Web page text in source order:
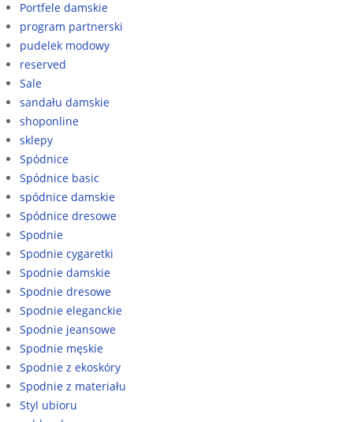
Portfele damskie
program partnerski
pudelek modowy
reserved
Sale
sandału damskie
shoponline
sklepy
Spódnice
Spódnice basic
spódnice damskie
Spódnice dresowe
Spodnie
Spodnie cygaretki
Spodnie damskie
Spodnie dresowe
Spodnie eleganckie
Spodnie jeansowe
Spodnie męskie
Spodnie z ekoskóry
Spodnie z materiału
Styl ubioru